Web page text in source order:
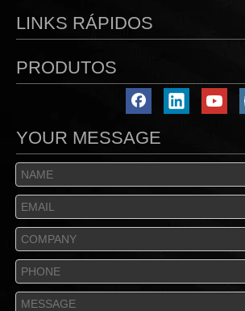
LINKS RÁPIDOS
PRODUTOS
YOUR MESSAGE